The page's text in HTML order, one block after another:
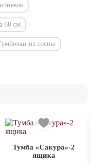
60 см
из сосны
Тумба «Сакура»-2
ящика